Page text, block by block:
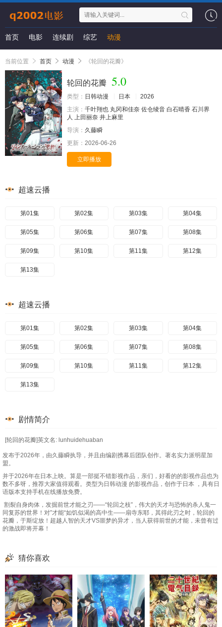
首页 电影 连续剧 综艺 动漫
当前位置 首页 动漫 《轮回的花瓣》
全13集
轮回的花瓣 5.0
类型： 日韩动漫 日本
2026
主演： 千叶翔也 丸冈和佳奈 佐仓绫音 白石晴香 石川界
人 上田丽奈 井上麻里
导演： 久藤瞬
更新： 2026-06-26
立即播放
超速云播
第01集 第02集 第03集 第04集
第05集 第06集 第07集 第08集
第09集 第10集 第11集 第12集
第13集
超速云播
第01集 第02集 第03集 第04集
第05集 第06集 第07集 第08集
第09集 第10集 第11集 第12集
第13集
剧情简介
[轮回的花瓣]英文名: lunhuidehuaban
发布于2026年，由久藤瞬执导，并且由编剧携幕后团队创作。著名实力派明星加
盟。
并于2026年在日本上映。算是一部挺不错影视作品，亲们，好看的的影视作品也为
数不多呀，推荐大家值得观看。类型为日韩动漫 的影视作品，创作于日本 ，具有日
语版本支持手机在线播放免费。
割裂自身肉体，发掘前世才能之刃——“轮回之枝”，伟大的天才与恐怖的杀人鬼一
同复苏的世界！对”才能“如饥似渴的高中生——扇寺东耶，其得此刃之时，轮回的
花瓣，于斯绽放！超越人智的天才VS噩梦的异才，当人获得前世的才能，未曾有过
的激战即将开幕！
猜你喜欢